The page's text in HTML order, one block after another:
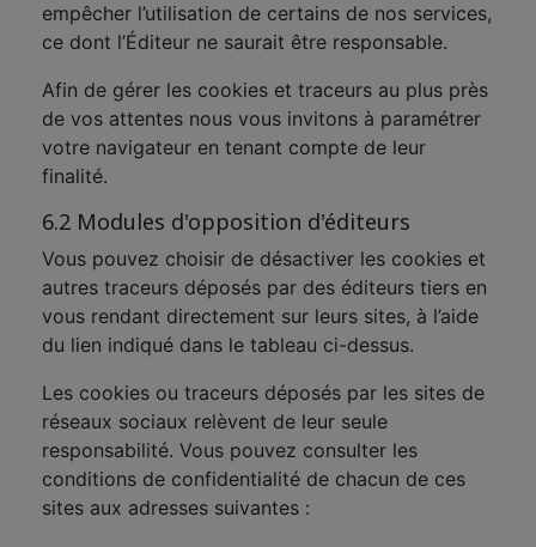
empêcher l’utilisation de certains de nos services,
ce dont l’Éditeur ne saurait être responsable.
Afin de gérer les cookies et traceurs au plus près
de vos attentes nous vous invitons à paramétrer
votre navigateur en tenant compte de leur
finalité.
6.2 Modules d'opposition d'éditeurs
Vous pouvez choisir de désactiver les cookies et
autres traceurs déposés par des éditeurs tiers en
vous rendant directement sur leurs sites, à l’aide
du lien indiqué dans le tableau ci-dessus.
Les cookies ou traceurs déposés par les sites de
réseaux sociaux relèvent de leur seule
responsabilité. Vous pouvez consulter les
conditions de confidentialité de chacun de ces
sites aux adresses suivantes :